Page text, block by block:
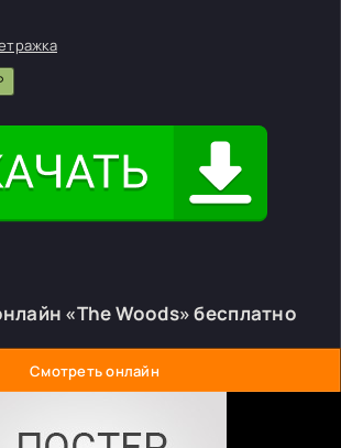
«The Woods» бесплатно
Смотреть онлайн